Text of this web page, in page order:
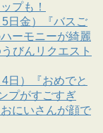
プも！
日金）『バスご
ーモニーが綺麗
びんリクエスト
日）『おめでと
プがすごすぎ
にいさんが顔で